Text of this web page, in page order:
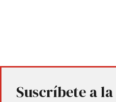
Suscríbete a la